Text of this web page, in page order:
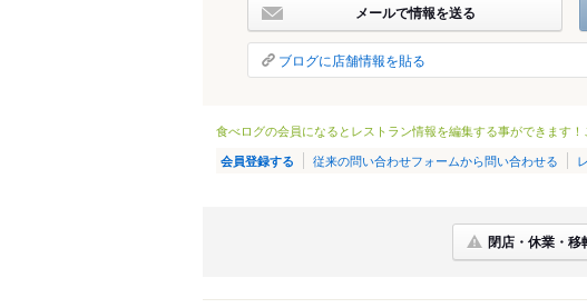
メールで情報を送る
ブログに店舗情報を貼る
食べログの会員になるとレストラン情報を編集する事ができます！
会員登録する 従来の問い合わせフォームから問い合わせる
閉店・休業・移